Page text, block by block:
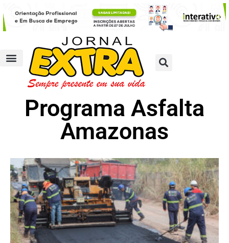
Programa Asfalta
Amazonas